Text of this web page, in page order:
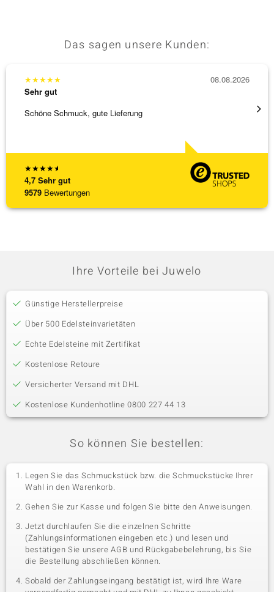
Das sagen unsere Kunden:
★★★★★
4,7 Sehr gut
9579 Bewertungen
★★★★★
Sehr gut
Schöne Schmuck, gute Lieferung
08.08.2026
Ihre Vorteile bei Juwelo
Günstige Herstellerpreise
Über 500 Edelsteinvarietäten
Echte Edelsteine mit Zertifikat
Kostenlose Retoure
Versicherter Versand mit DHL
Kostenlose Kundenhotline 0800 227 44 13
So können Sie bestellen:
Legen Sie das Schmuckstück bzw. die Schmuckstücke Ihrer
Wahl in den Warenkorb.
Gehen Sie zur Kasse und folgen Sie bitte den Anweisungen.
Jetzt durchlaufen Sie die einzelnen Schritte
(Zahlungsinformationen eingeben etc.) und lesen und
bestätigen Sie unsere AGB und Rückgabebelehrung, bis Sie
die Bestellung abschließen können.
Sobald der Zahlungseingang bestätigt ist, wird Ihre Ware